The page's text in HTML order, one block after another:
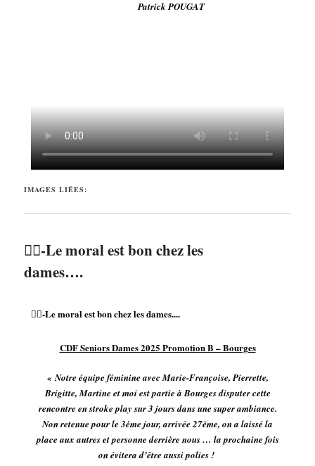
Patrick POUGAT
IMAGES LIÉES:
🏌️‍♀️-Le moral est bon chez les
dames….
🏌️‍♀️-Le moral est bon chez les dames....
CDF Seniors Dames 2025 Promotion B – Bourges
« Notre équipe féminine avec Marie-Françoise, Pierrette,
Brigitte, Martine et moi est partie à Bourges disputer cette
rencontre en stroke play sur 3 jours dans une super ambiance.
Non retenue pour le 3ème jour, arrivée 27ème, on a laissé la
place aux autres et personne derrière nous … la prochaine fois
on évitera d’être aussi polies !